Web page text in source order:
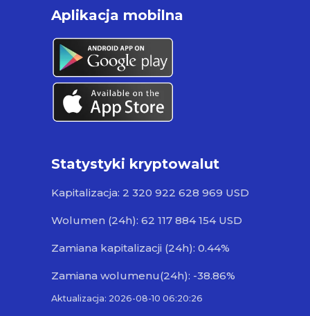
Aplikacja mobilna
Statystyki kryptowalut
Kapitalizacja: 2 320 922 628 969 USD
Wolumen (24h): 62 117 884 154 USD
Zamiana kapitalizacji (24h): 0.44%
Zamiana wolumenu(24h): -38.86%
Aktualizacja: 2026-08-10 06:20:26